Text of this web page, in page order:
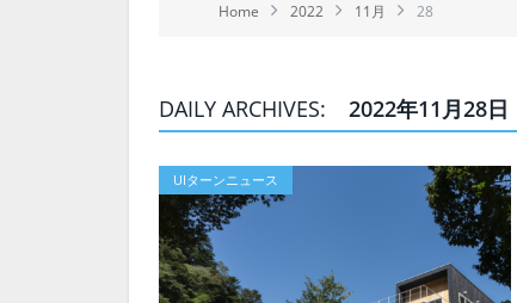
Home 2022 11月 28
DAILY ARCHIVES: 2022年11月28日
UIターンニュース